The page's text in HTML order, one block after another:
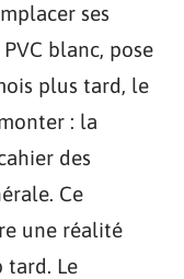
ses
blanc, pose
plus tard, le
: la
des
Ce
une réalité
tard. Le